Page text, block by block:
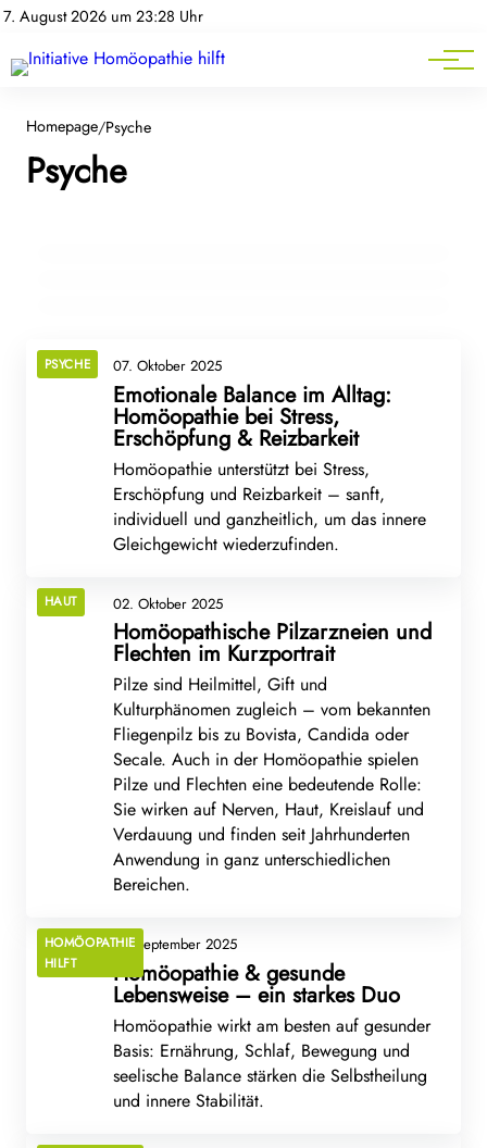
7. August 2026 um 23:28 Uhr
Homöopathie-News
Service
Homepage/Psyche
Psyche
Tinnitus verstehen – und warum
homöopathische Arzneimittel Betroffenen
eine zusätzliche Option eröffnen
01. November 2025
Stimmungsschwankungen und depressive
Verstimmungen: Was Homöopathie leisten
PSYCHE 07. Oktober 2025
Emotionale Balance im Alltag:
Homöopathie bei Stress,
Erschöpfung & Reizbarkeit
Homöopathie unterstützt bei Stress,
Erschöpfung und Reizbarkeit – sanft,
individuell und ganzheitlich, um das innere
Gleichgewicht wiederzufinden.
HAUT 02. Oktober 2025
Homöopathische Pilzarzneien und
Flechten im Kurzportrait
Pilze sind Heilmittel, Gift und
Kulturphänomen zugleich – vom bekannten
Fliegenpilz bis zu Bovista, Candida oder
Secale. Auch in der Homöopathie spielen
Pilze und Flechten eine bedeutende Rolle:
Sie wirken auf Nerven, Haut, Kreislauf und
Verdauung und finden seit Jahrhunderten
Anwendung in ganz unterschiedlichen
Bereichen.
HOMÖOPATHIE
HILFT
15. September 2025
Homöopathie & gesunde
Lebensweise – ein starkes Duo
Homöopathie wirkt am besten auf gesunder
Basis: Ernährung, Schlaf, Bewegung und
seelische Balance stärken die Selbstheilung
und innere Stabilität.